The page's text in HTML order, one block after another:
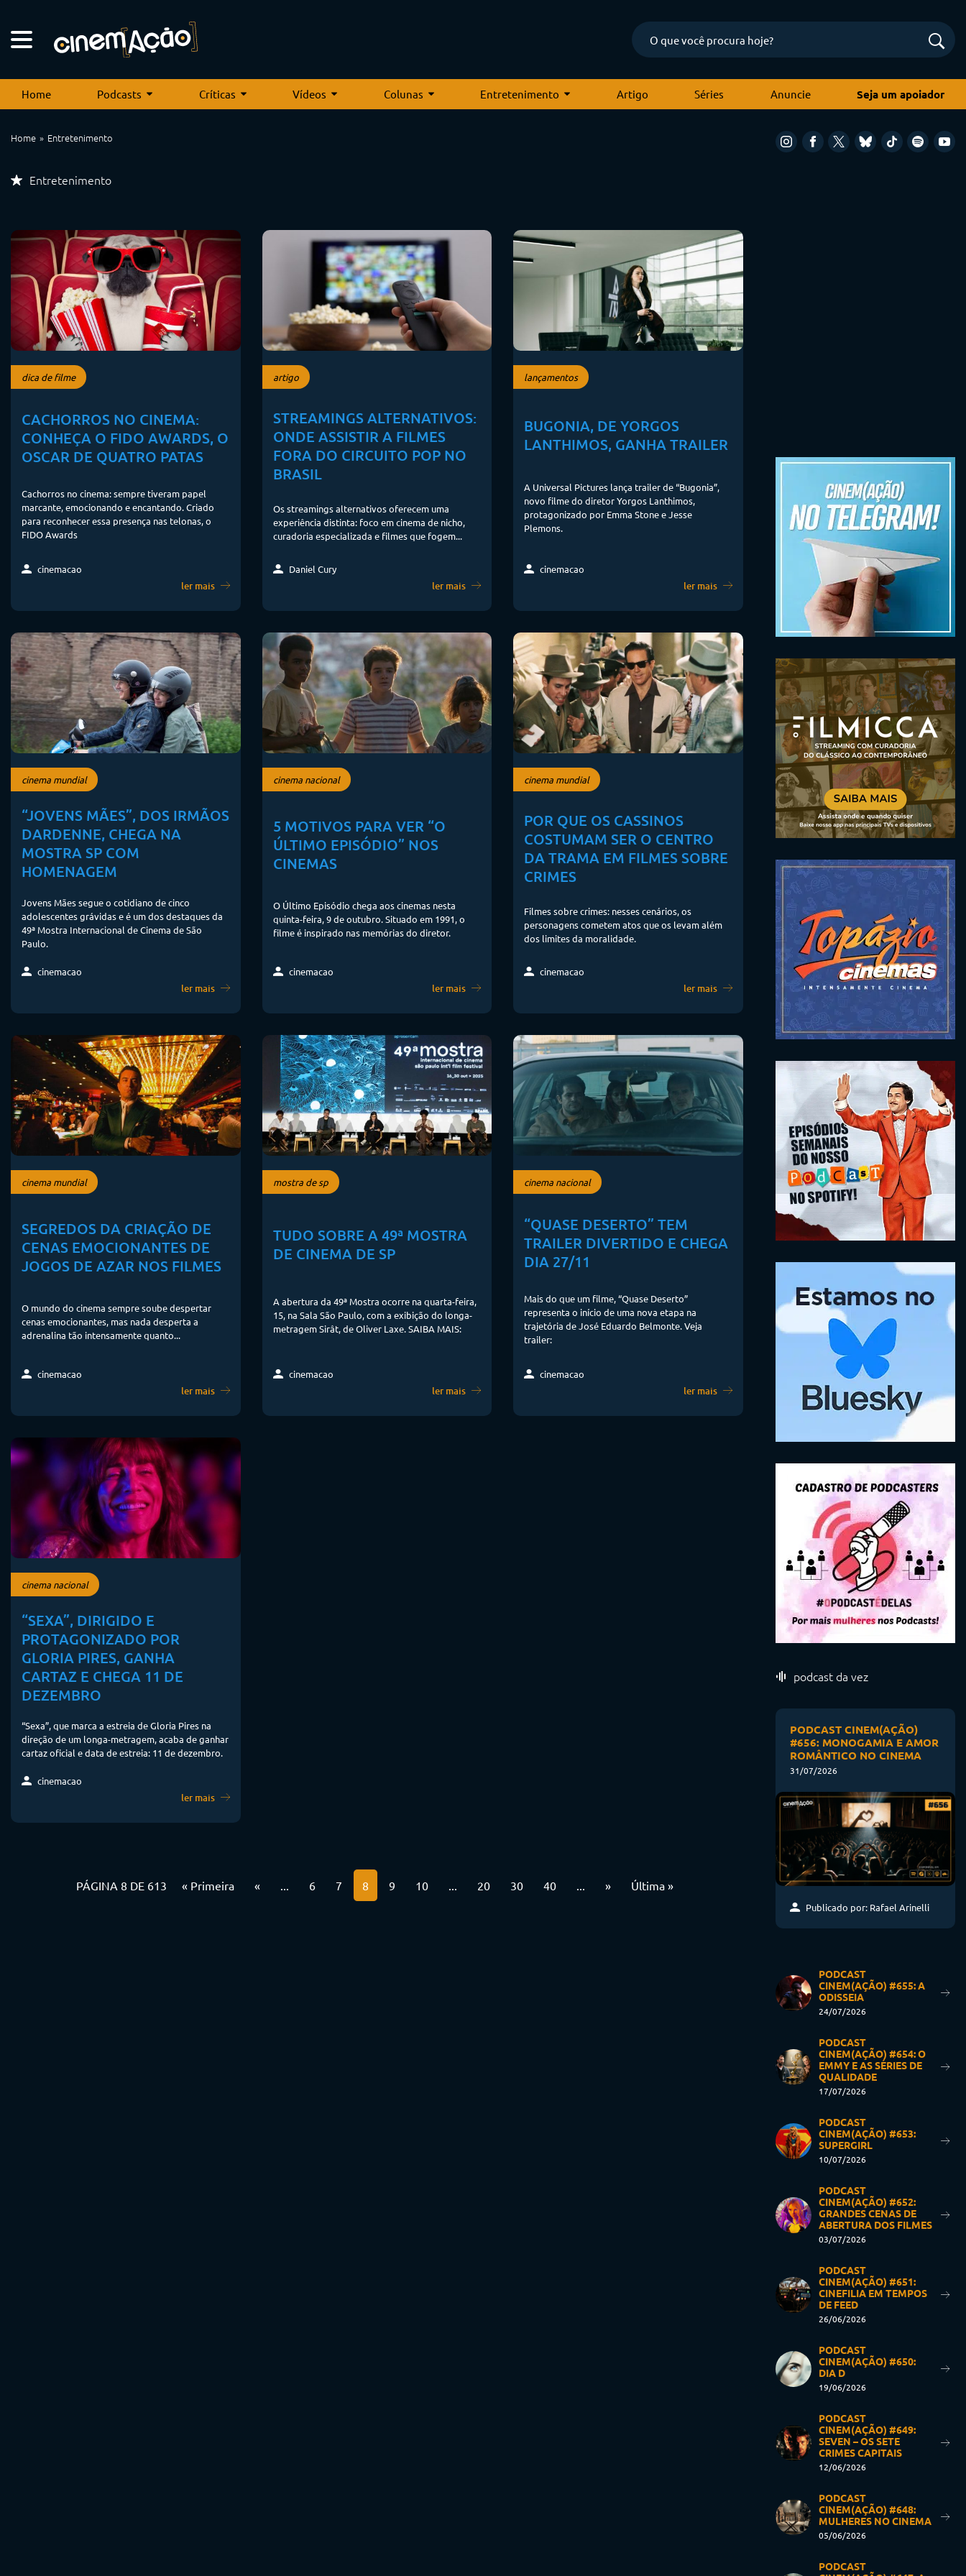
Home Podcasts Críticas Vídeos Colunas Entretenimento Artigo Séries Anuncie Seja um apoiador
Home Entretenimento
Entretenimento
dica de filme
CACHORROS NO CINEMA:
CONHEÇA O FIDO AWARDS, O
OSCAR DE QUATRO PATAS
Cachorros no cinema: sempre tiveram papel
marcante, emocionando e encantando. Criado
para reconhecer essa presença nas telonas, o
FIDO Awards
cinemacao
ler mais
artigo
STREAMINGS ALTERNATIVOS:
ONDE ASSISTIR A FILMES
FORA DO CIRCUITO POP NO
BRASIL
Os streamings alternativos oferecem uma
experiência distinta: foco em cinema de nicho,
curadoria especializada e filmes que fogem...
Daniel Cury
ler mais
lançamentos
BUGONIA, DE YORGOS
LANTHIMOS, GANHA TRAILER
A Universal Pictures lança trailer de “Bugonia”,
novo filme do diretor Yorgos Lanthimos,
protagonizado por Emma Stone e Jesse
Plemons.
cinemacao
ler mais
cinema mundial
“JOVENS MÃES”, DOS IRMÃOS
DARDENNE, CHEGA NA
MOSTRA SP COM
HOMENAGEM
Jovens Mães segue o cotidiano de cinco
adolescentes grávidas e é um dos destaques da
49ª Mostra Internacional de Cinema de São
Paulo.
cinemacao
ler mais
cinema nacional
5 MOTIVOS PARA VER “O
ÚLTIMO EPISÓDIO” NOS
CINEMAS
O Último Episódio chega aos cinemas nesta
quinta-feira, 9 de outubro. Situado em 1991, o
filme é inspirado nas memórias do diretor.
cinemacao
ler mais
cinema mundial
POR QUE OS CASSINOS
COSTUMAM SER O CENTRO
DA TRAMA EM FILMES SOBRE
CRIMES
Filmes sobre crimes: nesses cenários, os
personagens cometem atos que os levam além
dos limites da moralidade.
cinemacao
ler mais
cinema mundial
SEGREDOS DA CRIAÇÃO DE
CENAS EMOCIONANTES DE
JOGOS DE AZAR NOS FILMES
O mundo do cinema sempre soube despertar
cenas emocionantes, mas nada desperta a
adrenalina tão intensamente quanto...
cinemacao
ler mais
mostra de sp
TUDO SOBRE A 49ª MOSTRA
DE CINEMA DE SP
A abertura da 49ª Mostra ocorre na quarta-feira,
15, na Sala São Paulo, com a exibição do longa-
metragem Sirât, de Oliver Laxe. SAIBA MAIS:
cinemacao
ler mais
cinema nacional
“QUASE DESERTO” TEM
TRAILER DIVERTIDO E CHEGA
DIA 27/11
Mais do que um filme, “Quase Deserto”
representa o início de uma nova etapa na
trajetória de José Eduardo Belmonte. Veja
trailer:
cinemacao
ler mais
cinema nacional
“SEXA”, DIRIGIDO E
PROTAGONIZADO POR
GLORIA PIRES, GANHA
CARTAZ E CHEGA 11 DE
DEZEMBRO
“Sexa”, que marca a estreia de Gloria Pires na
direção de um longa-metragem, acaba de ganhar
cartaz oficial e data de estreia: 11 de dezembro.
cinemacao
ler mais
PÁGINA 8 DE 613 « Primeira « ... 6 7 8 9 10 ... 20 30 40 ... » Última »
podcast da vez
PODCAST CINEM(AÇÃO)
#656: MONOGAMIA E AMOR
ROMÂNTICO NO CINEMA
31/07/2026
Publicado por: Rafael Arinelli
PODCAST
CINEM(AÇÃO) #655: A
ODISSEIA
24/07/2026
PODCAST
CINEM(AÇÃO) #654: O
EMMY E AS SÉRIES DE
QUALIDADE
17/07/2026
PODCAST
CINEM(AÇÃO) #653:
SUPERGIRL
10/07/2026
PODCAST
CINEM(AÇÃO) #652:
GRANDES CENAS DE
ABERTURA DOS FILMES
03/07/2026
PODCAST
CINEM(AÇÃO) #651:
CINEFILIA EM TEMPOS
DE FEED
26/06/2026
PODCAST
CINEM(AÇÃO) #650:
DIA D
19/06/2026
PODCAST
CINEM(AÇÃO) #649:
SEVEN – OS SETE
CRIMES CAPITAIS
12/06/2026
PODCAST
CINEM(AÇÃO) #648:
MULHERES NO CINEMA
05/06/2026
PODCAST